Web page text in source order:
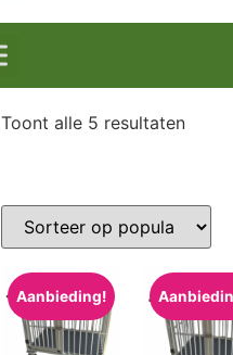
Toont alle 5 resultaten
Aanbieding!